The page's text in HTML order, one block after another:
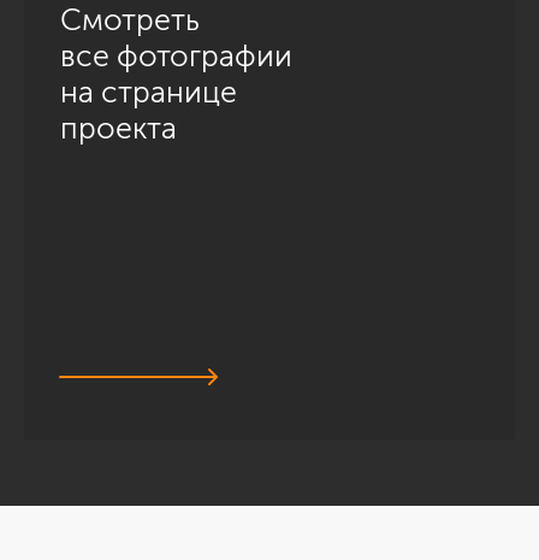
Смотреть
все фотографии
на странице
проекта